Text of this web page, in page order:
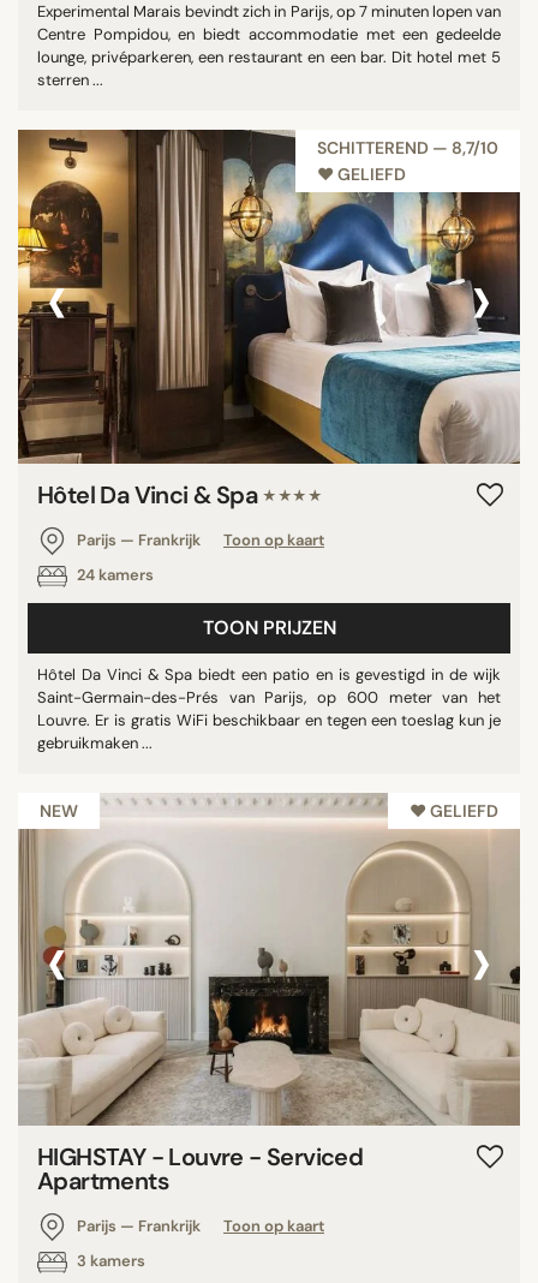
Experimental Marais bevindt zich in Parijs, op 7 minuten lopen van
Centre Pompidou, en biedt accommodatie met een gedeelde
lounge, privéparkeren, een restaurant en een bar. Dit hotel met 5
sterren ...
SCHITTEREND — 8,7/10
♥︎ GELIEFD
‹ ›
Hôtel Da Vinci & Spa ★★★★
Parijs — Frankrijk
Toon op kaart
24 kamers
TOON PRIJZEN
Hôtel Da Vinci & Spa biedt een patio en is gevestigd in de wijk
Saint-Germain-des-Prés van Parijs, op 600 meter van het
Louvre. Er is gratis WiFi beschikbaar en tegen een toeslag kun je
gebruikmaken ...
NEW ♥︎ GELIEFD
‹ ›
HIGHSTAY - Louvre - Serviced
Apartments
Parijs — Frankrijk
Toon op kaart
3 kamers